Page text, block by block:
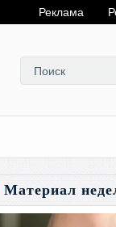
Реклама
Материал